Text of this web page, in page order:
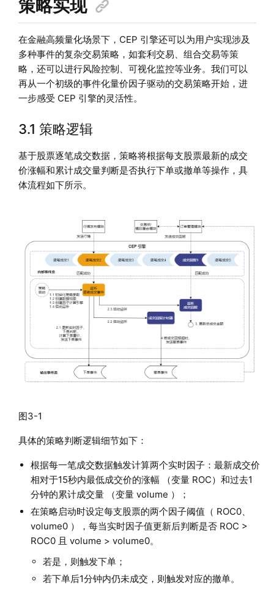
策略实现
在金融高频量化场景下，CEP 引擎还可以为用户实现涉及
多种事件的复杂交易策略，如套利交易、组合交易等策
略，还可以进行风险控制、可视化监控等业务。我们可以
再从一个初级的事件化量价因子驱动的交易策略开始，进
一步感受 CEP 引擎的灵活性。
3.1 策略逻辑
基于股票逐笔成交数据，策略将根据每支股票最新的成交
价涨幅和累计成交量判断是否执行下单或撤单等操作，具
体流程如下所示。
图3-1
具体的策略判断逻辑细节如下：
根据每一笔成交数据触发计算两个实时因子：最新成交价
相对于15秒内最低成交价的涨幅 （变量 ROC）和过去1
分钟的累计成交量 （变量 volume ）；
在策略启动时设定每支股票的两个因子阈值（ ROC0、
volume0 ），每当实时因子值更新后判断是否 ROC >
ROC0 且 volume > volume0。
若是，则触发下单；
若下单后1分钟内仍未成交，则触发对应的撤单。